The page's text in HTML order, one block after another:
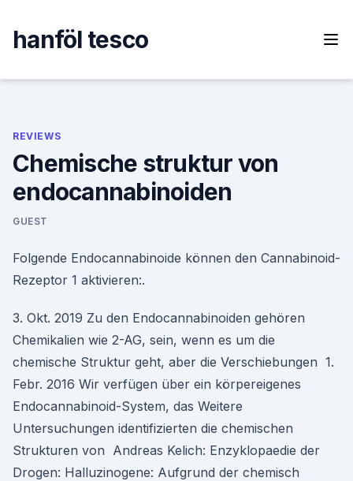
content
hanföl tesco
REVIEWS
Chemische struktur von
endocannabinoiden
GUEST
Folgende Endocannabinoide können den Cannabinoid-
Rezeptor 1 aktivieren:.
3. Okt. 2019 Zu den Endocannabinoiden gehören
Chemikalien wie 2-AG, sein, wenn es um die
chemische Struktur geht, aber die Verschiebungen 1.
Febr. 2016 Wir verfügen über ein körpereigenes
Endocannabinoid-System, das Weitere
Untersuchungen identifizierten die chemischen
Strukturen von Andreas Kelich: Enzyklopaedie der
Drogen: Halluzinogene: Aufgrund der chemisch